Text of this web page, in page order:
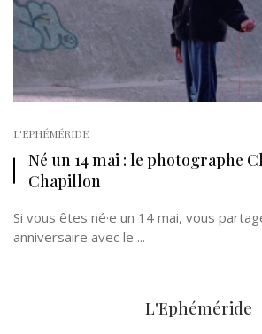
L'EPHÉMÉRIDE
Né un 14 mai : le photographe
Chapillon
Si vous êtes né·e un 14 mai, vous
anniversaire avec le ...
L'Ephéméride